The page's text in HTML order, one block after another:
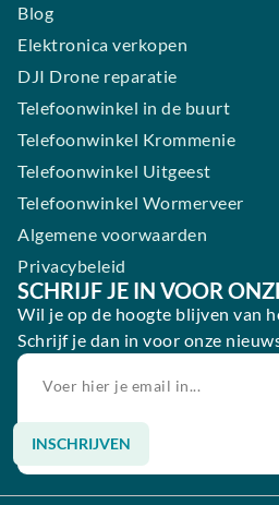
Blog
Elektronica verkopen
DJI Drone reparatie
Telefoonwinkel in de buurt
Telefoonwinkel Krommenie
Telefoonwinkel Uitgeest
Telefoonwinkel Wormerveer
Algemene voorwaarden
Privacybeleid
SCHRIJF JE IN VOOR
Wil je op de hoogte blijven van
Schrijf je dan in voor onze
INSCHRIJVEN
Alternative: